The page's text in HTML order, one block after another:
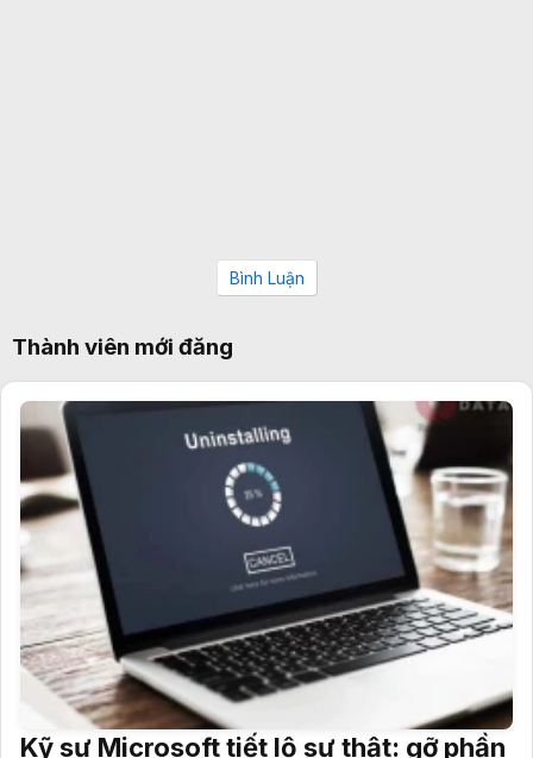
Bình Luận
Thành viên mới đăng
Kỹ sư Microsoft tiết lộ sự thật: gỡ phần